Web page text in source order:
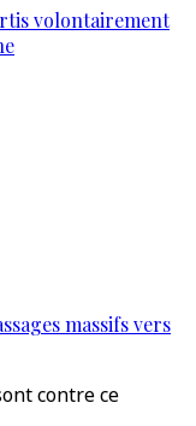
volontairement
massifs vers
contre ce